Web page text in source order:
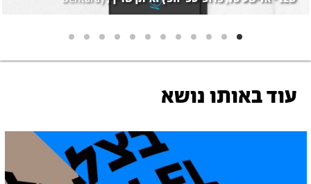
עוד באותו נושא